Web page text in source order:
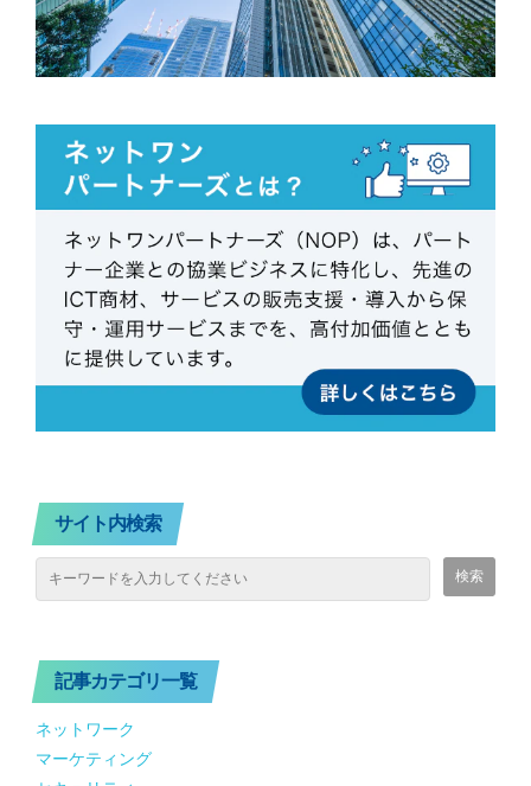
サイト内検索
記事カテゴリ一覧
ネットワーク
マーケティング